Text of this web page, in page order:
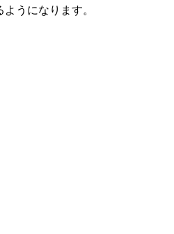
うになります。